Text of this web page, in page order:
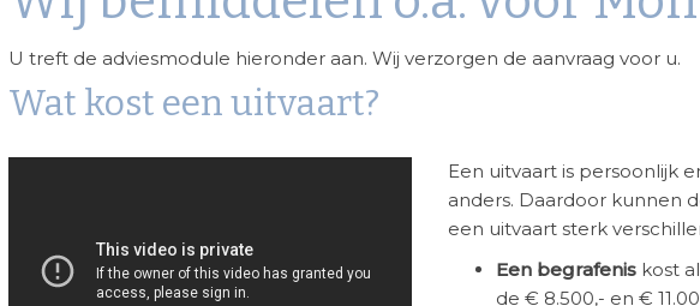
U treft de adviesmodule hieronder aan. Wij verzorgen de aanvraag voor u.
Wat kost een uitvaart?
Een uitvaart is persoonlijk
anders. Daardoor kunnen
een uitvaart sterk
Een begrafenis kost
de € 8.500,- en €